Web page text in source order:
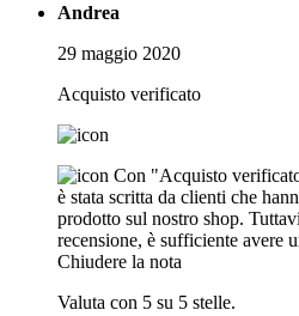
Andrea
29 maggio 2020
Acquisto verificato
Con "Acquisto
è stata scritta da clienti che
prodotto sul nostro shop.
recensione, è sufficiente avere
Chiudere la nota
Valuta con 5 su 5 stelle.